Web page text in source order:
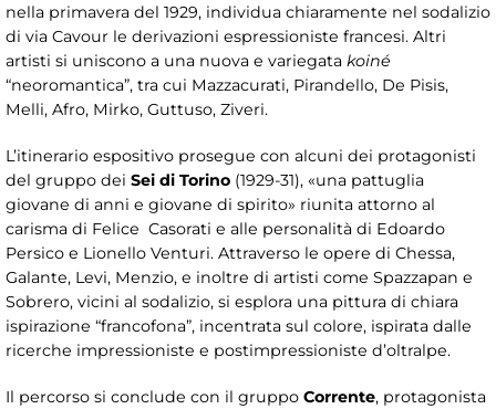
nella primavera del 1929, individua chiaramente nel sodalizio
di via Cavour le derivazioni espressioniste francesi. Altri
artisti si uniscono a una nuova e variegata koiné
“neoromantica”, tra cui Mazzacurati, Pirandello, De Pisis,
Melli, Afro, Mirko, Guttuso, Ziveri.
L’itinerario espositivo prosegue con alcuni dei protagonisti
del gruppo dei Sei di Torino (1929-31), «una pattuglia
giovane di anni e giovane di spirito» riunita attorno al
carisma di Felice Casorati e alle personalità di Edoardo
Persico e Lionello Venturi. Attraverso le opere di Chessa,
Galante, Levi, Menzio, e inoltre di artisti come Spazzapan e
Sobrero, vicini al sodalizio, si esplora una pittura di chiara
ispirazione “francofona”, incentrata sul colore, ispirata dalle
ricerche impressioniste e postimpressioniste d’oltralpe.
Il percorso si conclude con il gruppo Corrente, protagonista